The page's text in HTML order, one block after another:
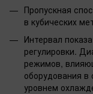
Пропускная
в кубических
Интервал
регулировки.
режимов,
оборудования
уровнем